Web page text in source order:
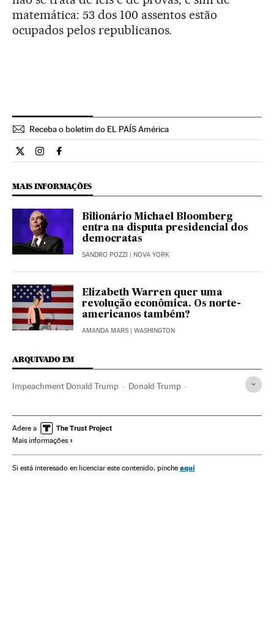
matemática: 53 dos 100 assentos estão
ocupados pelos republicanos.
Receba o boletim do EL PAÍS América
Internacional El País Brasil en Twitter
Internacional El País Brasil en Instagram
Internacional El País Brasil en Facebook
MAIS INFORMAÇÕES
Bilionário Michael Bloomberg
entra na disputa presidencial dos
democratas
SANDRO POZZI | NOVA YORK
Elizabeth Warren quer uma
revolução econômica. Os norte-
americanos também?
AMANDA MARS | WASHINGTON
ARQUIVADO EM
Impeachment Donald Trump Donald Trump
Nancy Pelosi Richard Nixon
Adere a
Mais informações
Si está interesado en licenciar este contenido, pinche aquí